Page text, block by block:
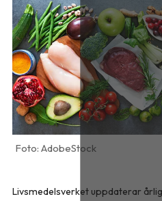
AdobeStock
Livsmedelsverket uppdaterar